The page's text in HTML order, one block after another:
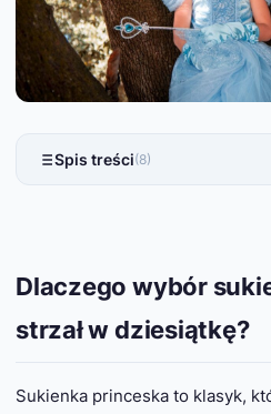
Spis treści(8)
Dlaczego wybór
strzał w dziesiątkę?
Sukienka princeska to klasyk,